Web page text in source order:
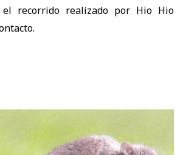
el recorrido realizado por Hio Hio